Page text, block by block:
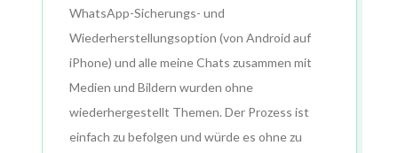
WhatsApp-Sicherungs- und
Wiederherstellungsoption (von Android auf
iPhone) und alle meine Chats zusammen mit
Medien und Bildern wurden ohne
wiederhergestellt Themen. Der Prozess ist
einfach zu befolgen und würde es ohne zu